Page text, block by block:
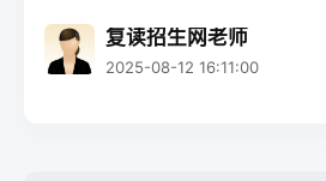
复读招生网老师
2025-08-12 16:11:00